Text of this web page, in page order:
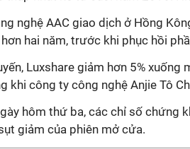
nghệ AAC giao dịch ở Hồng
hai năm, trước khi phục hồi
Luxshare giảm hơn 5%
khi công ty công nghệ Anjie Tô
hôm thứ ba, các chỉ số chứng
giảm của phiên mở cửa.